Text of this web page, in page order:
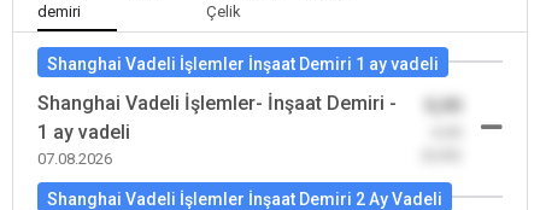
demiri
Çelik
Shanghai Vadeli İşlemler İnşaat Demiri 1 ay vadeli
Shanghai Vadeli İşlemler- İnşaat Demiri -
1 ay vadeli
07.08.2026
Shanghai Vadeli İşlemler İnşaat Demiri 2 Ay Vadeli